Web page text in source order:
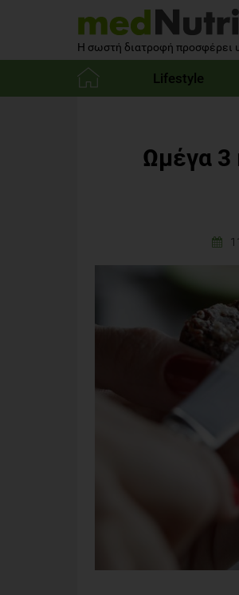
Η σωστή διατροφή προσφέρει
Lifestyle
Ωμέγα 3